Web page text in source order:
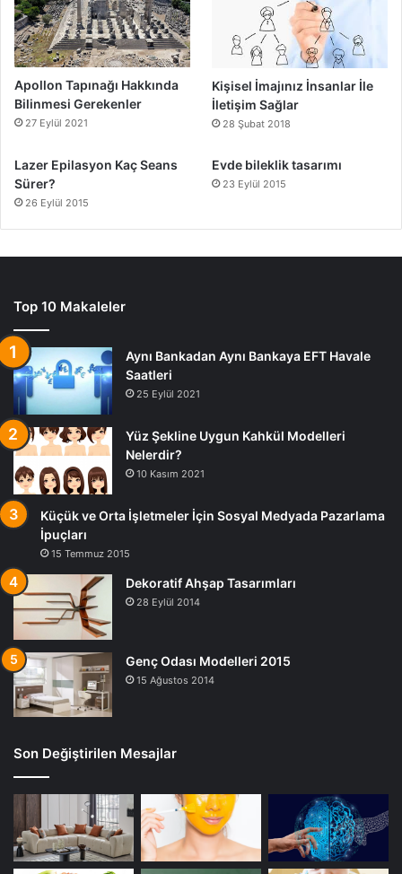
Apollon Tapınağı Hakkında
Bilinmesi Gerekenler
27 Eylül 2021
Kişisel İmajınız İnsanlar İle
İletişim Sağlar
28 Şubat 2018
Lazer Epilasyon Kaç Seans
Sürer?
26 Eylül 2015
Evde bileklik tasarımı
23 Eylül 2015
Top 10 Makaleler
Aynı Bankadan Aynı Bankaya EFT Havale
Saatleri
25 Eylül 2021
Yüz Şekline Uygun Kahkül Modelleri
Nelerdir?
10 Kasım 2021
Küçük ve Orta İşletmeler İçin Sosyal Medyada Pazarlama
İpuçları
15 Temmuz 2015
Dekoratif Ahşap Tasarımları
28 Eylül 2014
Genç Odası Modelleri 2015
15 Ağustos 2014
Son Değiştirilen Mesajlar